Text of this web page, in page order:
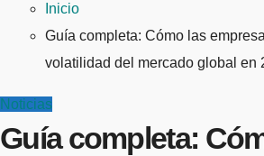
Inicio
Guía completa: Cómo las
volatilidad del mercado global en
Noticias
Guía completa: